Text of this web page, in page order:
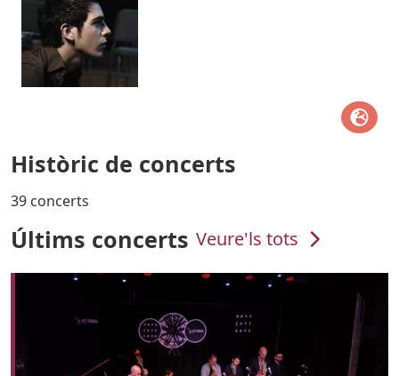
Històric de concerts
39 concerts
Últims concerts Veure'ls tots